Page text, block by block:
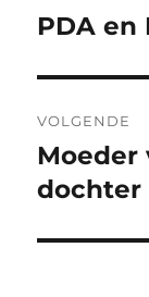
Vorig
PDA
VOLGENDE
Volgend
bericht:
Moeder
dochter